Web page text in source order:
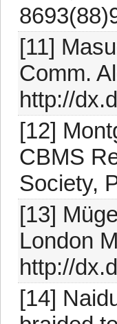
[11]
Comm.
http://
[12]
CBMS
Society,
[13]
London
http://
[14]